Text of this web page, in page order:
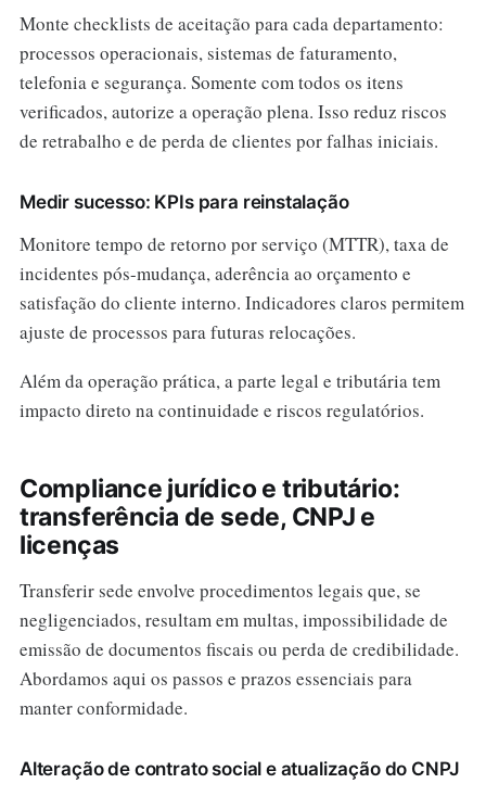
Monte checklists de aceitação para cada departamento:
processos operacionais, sistemas de faturamento,
telefonia e segurança. Somente com todos os itens
verificados, autorize a operação plena. Isso reduz riscos
de retrabalho e de perda de clientes por falhas iniciais.
Medir sucesso: KPIs para reinstalação
Monitore tempo de retorno por serviço (MTTR), taxa de
incidentes pós-mudança, aderência ao orçamento e
satisfação do cliente interno. Indicadores claros permitem
ajuste de processos para futuras relocações.
Além da operação prática, a parte legal e tributária tem
impacto direto na continuidade e riscos regulatórios.
Compliance jurídico e tributário:
transferência de sede, CNPJ e
licenças
Transferir sede envolve procedimentos legais que, se
negligenciados, resultam em multas, impossibilidade de
emissão de documentos fiscais ou perda de credibilidade.
Abordamos aqui os passos e prazos essenciais para
manter conformidade.
Alteração de contrato social e atualização do CNPJ